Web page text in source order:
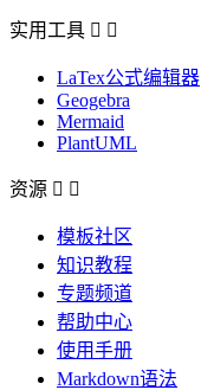
实用工具  
LaTex公式编辑器
Geogebra
Mermaid
PlantUML
资源  
模板社区
知识教程
专题频道
帮助中心
使用手册
Markdown语法